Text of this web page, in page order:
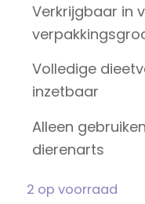
Verkrijgbaar in
Volledige
inzetbaar
Alleen
dierenarts
2 op voorraad